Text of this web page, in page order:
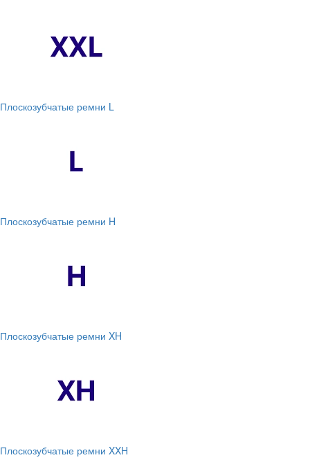
Плоскозубчатые ремни L
Плоскозубчатые ремни H
Плоскозубчатые ремни XH
Плоскозубчатые ремни XXH